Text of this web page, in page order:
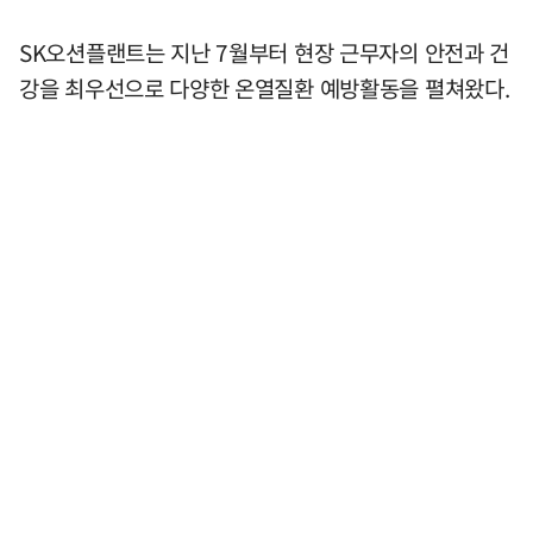
SK오션플랜트는 지난 7월부터 현장 근무자의 안전과 건
강을 최우선으로 다양한 온열질환 예방활동을 펼쳐왔다.